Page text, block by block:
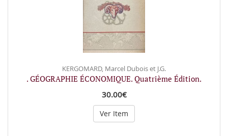
KERGOMARD, Marcel Dubois et J.G.
. GÉOGRAPHIE ÉCONOMIQUE. Quatrième Édition.
30.00€
Ver Item